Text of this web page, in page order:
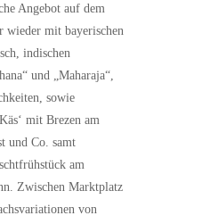
Angebot auf dem
wieder mit bayerischen
indischen
und „Maharaja“,
sowie
mit Brezen am
und Co. samt
am
Zwischen Marktplatz
von